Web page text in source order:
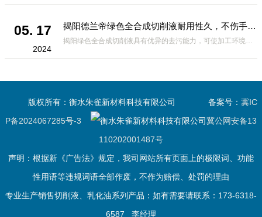
05. 17
2024
揭阳德兰帝绿色全合成切削液耐用性久，不伤手无刺鼻性气味
版权所有：衡水朱雀新材料科技有限公司 备案号： 冀IC
P备2024067285号-3
冀公网安备13
110202001487号
声明：根据新《广告法》规定，我司网站所有页面上的极限词、功能
性用语等违规词语全部作废，不作为赔偿、处罚的理由
专业生产销售切削液、乳化油系列产品：如有需要请联系：173-6318-
6587 李经理